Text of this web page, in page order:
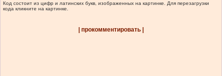
Код состоит из цифр и латинских букв, изображенных на картинке. Для перезагрузки
кода кликните на картинке.
| прокомментировать |